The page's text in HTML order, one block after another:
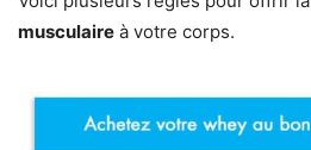
musculaire à votre corps.